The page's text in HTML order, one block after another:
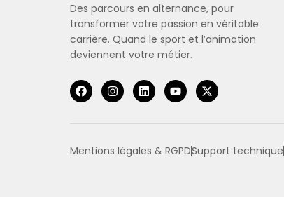
Des parcours en alternance, pour
transformer votre passion en véritable
carrière. Quand le sport et l’animation
deviennent votre métier.
Mentions légales & RGPDSupport technique